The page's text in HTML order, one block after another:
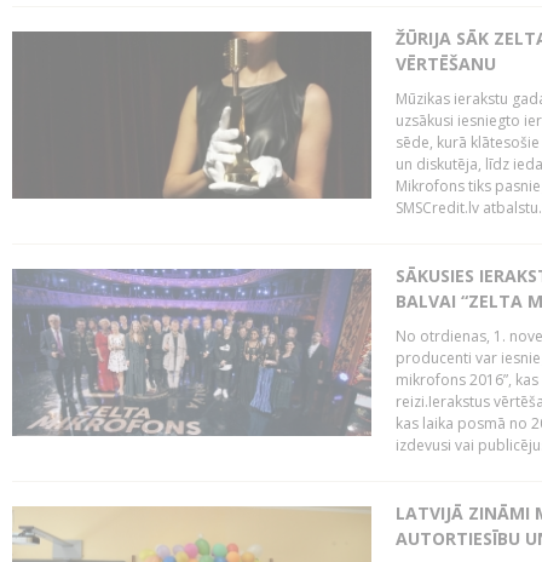
ŽŪRIJA SĀK
VĒRTĒŠANU
Mūzikas ierakstu
uzsākusi iesniegto
sēde, kurā
un diskutēja, līdz
Mikrofons tiks
SMSCredit.lv
SĀKUSIES
BALVAI “ZELTA
No otrdienas, 1.
producenti var
mikrofons 2016”,
reizi.Ierakstus
kas laika posmā no
izdevusi vai
LATVIJĀ ZINĀMI
AUTORTIESĪBU